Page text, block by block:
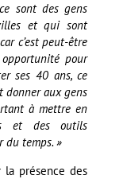
sont des gens
et qui sont
c’est peut-être
pour
ses 40 ans, ce
donner aux gens
à mettre en
et des outils
du temps. »
la présence des